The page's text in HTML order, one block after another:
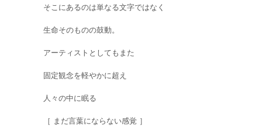
そこにあるのは単なる文字ではなく
生命そのものの鼓動。
アーティストとしてもまた
固定観念を軽やかに超え
人々の中に眠る
［ まだ言葉にならない感覚 ］